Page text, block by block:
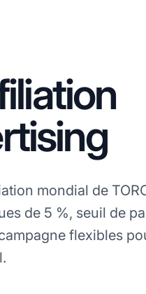
mondial de
de 5 %, seuil de
flexibles